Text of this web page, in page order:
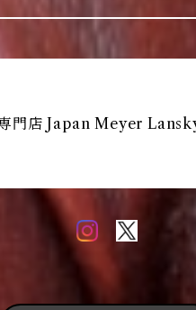
門店 Japan Meyer